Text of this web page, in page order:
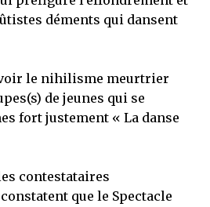
déments qui dansent
le nihilisme meurtrier
de jeunes qui se
fort justement « La danse
contestataires
que le Spectacle